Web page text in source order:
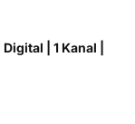
| 1 Kanal |